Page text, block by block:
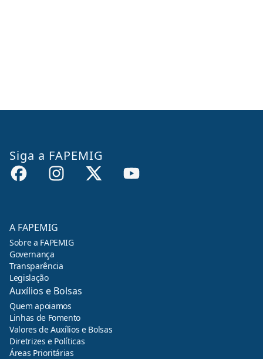
Siga a FAPEMIG
A FAPEMIG
Sobre a FAPEMIG
Governança
Transparência
Legislação
Auxílios e Bolsas
Quem apoiamos
Linhas de Fomento
Valores de Auxílios e Bolsas
Diretrizes e Políticas
Áreas Prioritárias